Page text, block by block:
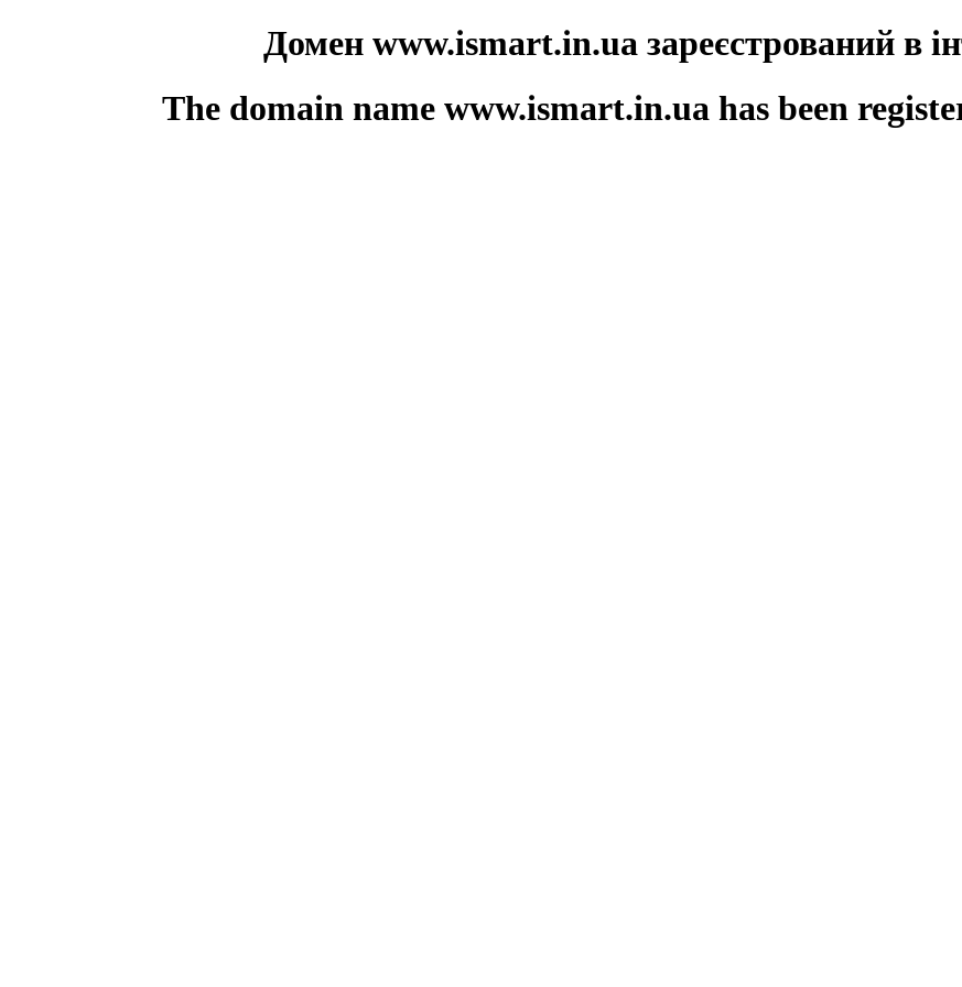
Домен www.ismart.in.ua зареєстрований в
The domain name www.ismart.in.ua has been